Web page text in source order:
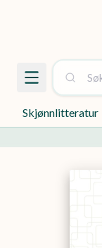
Skjønnlitteratur